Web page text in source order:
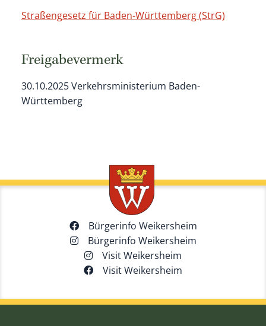
Straßengesetz für Baden-Württemberg (StrG)
Freigabevermerk
30.10.2025 Verkehrsministerium Baden-
Württemberg
Bürgerinfo Weikersheim
Bürgerinfo Weikersheim
Visit Weikersheim
Visit Weikersheim